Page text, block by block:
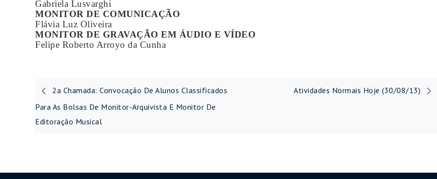
Gabriela Lusvarghi
MONITOR DE COMUNICAÇÃO
Flávia Luz Oliveira
MONITOR DE GRAVAÇÃO EM ÁUDIO E VÍDEO
Felipe Roberto Arroyo da Cunha
Navegação
de
Post
2a Chamada: Convocação De Alunos Classificados
Para As Bolsas De Monitor-Arquivista E Monitor De
Editoração Musical
Atividades Normais Hoje (30/08/13)